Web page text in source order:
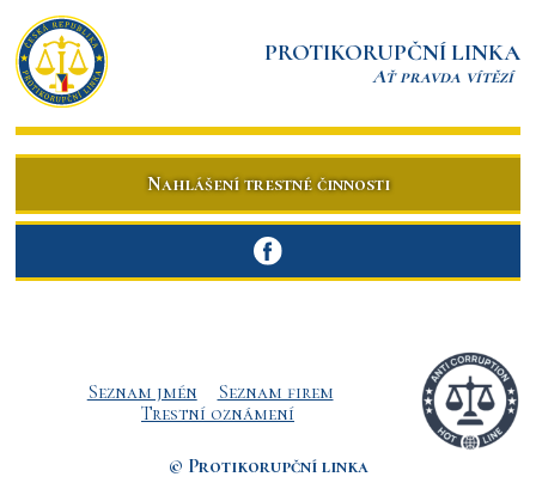
PROTIKORUPČNÍ LINKA
Ať pravda vítězí
Nahlášení trestné činnosti
Seznam jmén
Seznam firem
Trestní oznámení
© Protikorupční linka